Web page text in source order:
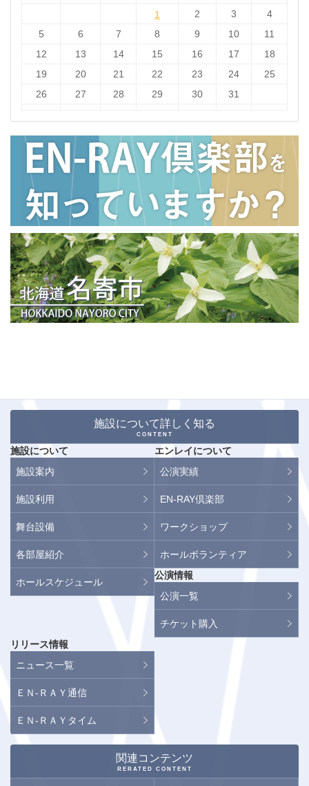
11 2 3
4
5
6 7 8 9 10
11
12
13 14 15 16 17
18
19
20 21 22 23 24
25
26
27 28 29 30 31
施設について詳しく知る
CONTENT
施設について
施設案内
施設利用
舞台設備
各部屋紹介
ホールスケジュール
エンレイについて
公演実績
EN-RAY倶楽部
ワークショップ
ホールボランティア
公演情報
公演一覧
チケット購入
リリース情報
ニュース一覧
ＥＮ-ＲＡＹ通信
ＥＮ-ＲＡＹタイム
関連コンテンツ
RERATED CONTENT